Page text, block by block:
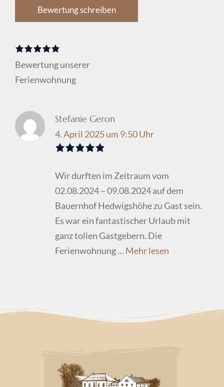
on
Bewertung.
Bewertung schreiben
of5based
Bewertung.
Bewertung unserer
Ferienwohnung
Stefanie Geron
4. April 2025 um 9:50 Uhr
of5.
Wir durften im Zeitraum vom
02.08.2024 – 09.08.2024 auf dem
Bauernhof Hedwigshöhe zu Gast sein.
Es war ein fantastischer Urlaub mit
ganz tollen Gastgebern. Die
Ferienwohnung … Mehr lesen